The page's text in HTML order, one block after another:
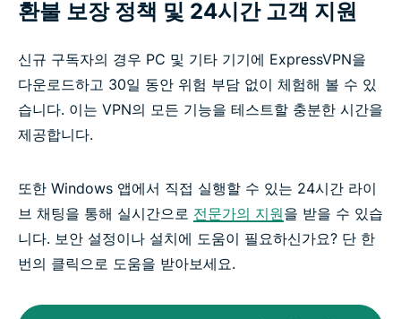
환불 보장 정책 및 24시간 고객 지원
신규 구독자의 경우 PC 및 기타 기기에 ExpressVPN을
다운로드하고 30일 동안 위험 부담 없이 체험해 볼 수 있
습니다. 이는 VPN의 모든 기능을 테스트할 충분한 시간을
제공합니다.
또한 Windows 앱에서 직접 실행할 수 있는 24시간 라이
브 채팅을 통해 실시간으로 전문가의 지원을 받을 수 있습
니다. 보안 설정이나 설치에 도움이 필요하신가요? 단 한
번의 클릭으로 도움을 받아보세요.